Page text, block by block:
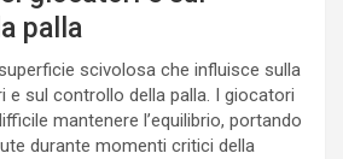
palla
scivolosa che influisce sulla
e sul controllo della palla. I giocatori
mantenere l’equilibrio, portando
durante momenti critici della